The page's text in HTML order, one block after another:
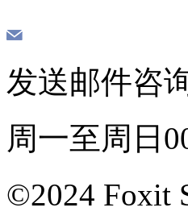
发送邮件咨
周一至周日
©2024 Foxit